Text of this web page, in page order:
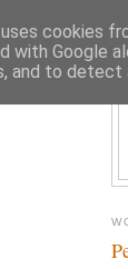
cookies
with Google
and to detect